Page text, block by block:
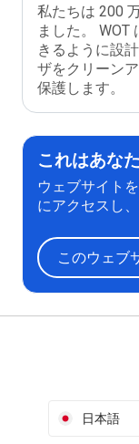
私たちは 200
ました。
きるように設
ザをクリーン
保護します。
これはあな
ウェブサイト
にアクセスし
このウェブ
日本語